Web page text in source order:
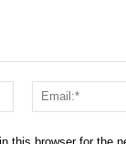
Name:*